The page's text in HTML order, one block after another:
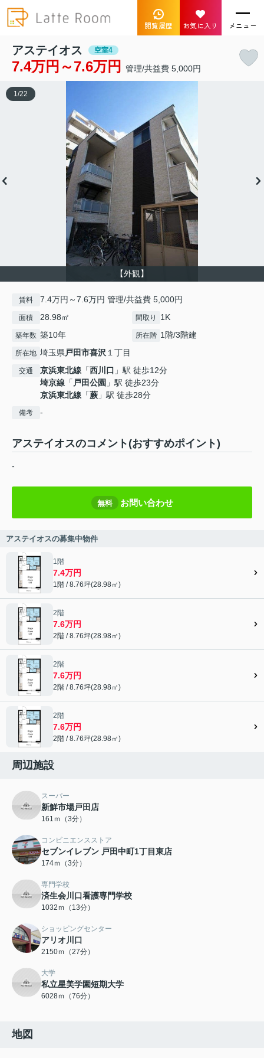
閲覧履歴 お気に入り メニュー
アステイオス 空室4
7.4万円～7.6万円 管理/共益費 5,000円
【外観】
1 /22
賃料 7.4万円～7.6万円 管理/共益費 5,000円
面積 28.98㎡ 間取り 1K
築年数 築10年 所在階 1階/3階建
所在地 埼玉県 戸田市喜沢 １丁目
交通 京浜東北線 「西川口 」駅 徒歩12分
埼京線 「 戸田公園 」駅 徒歩23分
京浜東北線 「蕨 」駅 徒歩28分
備考 -
アステイオスのコメント(おすすめポイント)
-
無料 お問い合わせ
アステイオスの募集中物件
1階
7.4万円
1階 / 8.76坪(28.98㎡)
2階
7.6万円
2階 / 8.76坪(28.98㎡)
2階
7.6万円
2階 / 8.76坪(28.98㎡)
2階
7.6万円
2階 / 8.76坪(28.98㎡)
周辺施設
スーパー
新鮮市場戸田店
161ｍ（3分）
コンビニエンスストア
セブンイレブン 戸田中町1丁目東店
174ｍ（3分）
専門学校
済生会川口看護専門学校
1032ｍ（13分）
ショッピングセンター
アリオ川口
2150ｍ（27分）
大学
私立星美学園短期大学
6028ｍ（76分）
地図